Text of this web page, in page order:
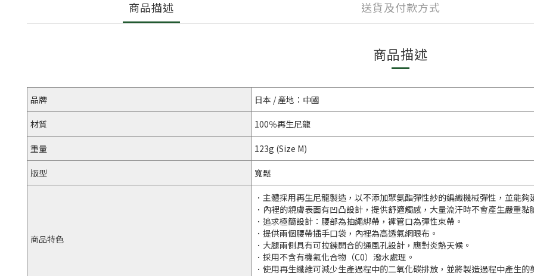
商品描述 送貨及付款方式
商品描述
品牌 日本 / 產地：中國
材質 100％再生尼龍
重量 123g (Size M)
版型 寬鬆
商品特色
．主體採用再生尼龍製造，以不添加聚氨酯彈性紗的編織機械彈性，並能夠
．內裡的親膚表面有凹凸設計，提供舒適觸感，大量流汗時不會產生嚴重黏
．追求極簡設計：腰部為抽繩綁帶，褲管口為彈性束帶。
．提供兩個腰帶插手口袋，內裡為高透氣網眼布。
．大腿兩側具有可拉鍊開合的通風孔設計，應對炎熱天候。
．採用不含有機氟化合物（C0）潑水處理。
．使用再生纖維可減少生產過程中的二氧化碳排放，並將製造過程中產生的